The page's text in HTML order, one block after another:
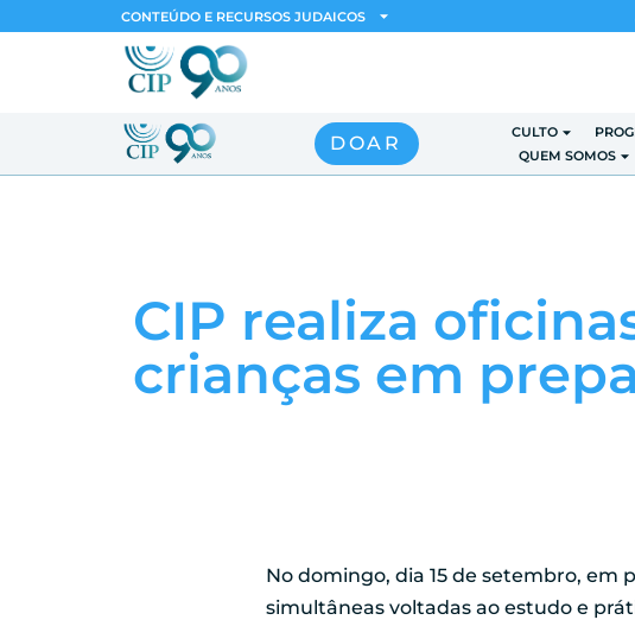
CONTEÚDO E RECURSOS JUDAICOS
DOAR CULTO
QUEM SOMOS
CIP realiza
crianças em
No domingo, dia 15 de setembro, em
simultâneas voltadas ao estudo e